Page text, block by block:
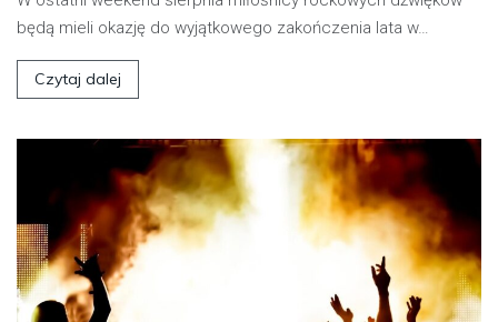
będą mieli okazję do wyjątkowego zakończenia lata w…
Czytaj dalej